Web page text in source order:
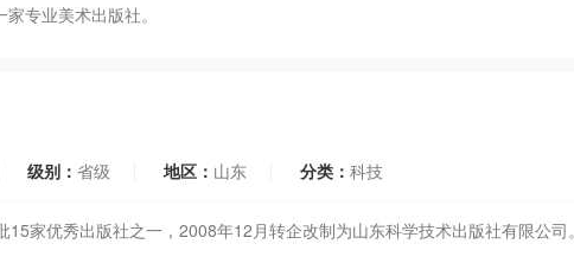
专业美术出版社。
级别： 省级 地区： 山东 分类： 科技
家优秀出版社之一，2008年12月转企改制为山东科学技术出版社有限公司。